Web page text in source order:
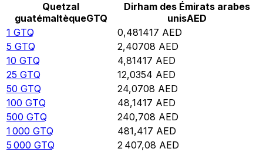
Quetzal
guatémaltèqueGTQ
Dirham des Émirats arabes
unisAED
1 GTQ 0,481417 AED
5 GTQ 2,40708 AED
10 GTQ 4,81417 AED
25 GTQ 12,0354 AED
50 GTQ 24,0708 AED
100 GTQ 48,1417 AED
500 GTQ 240,708 AED
1 000 GTQ 481,417 AED
5 000 GTQ 2 407,08 AED